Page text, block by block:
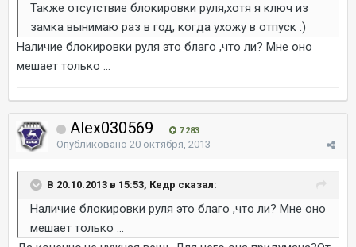
Также отсутствие блокировки руля,хотя я ключ из
замка вынимаю раз в год, когда ухожу в отпуск :)
Наличие блокировки руля это благо ,что ли? Мне оно
мешает только ...
Alex030569 7 283
Опубликовано 20 октября, 2013
В 20.10.2013 в 15:53, Кедр сказал:
Наличие блокировки руля это благо ,что ли? Мне оно
мешает только ...